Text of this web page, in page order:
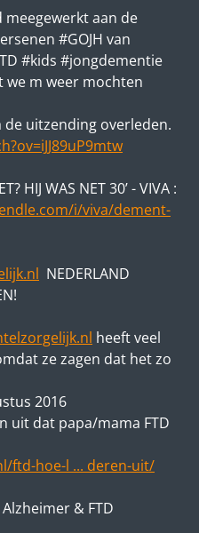
meegewerkt aan de
#GOJH van
#kids #jongdementie
m weer mochten
uitzending overleden.
HIJ WAS NET 30’ - VIVA :
i/viva/dement-
NEDERLAND
heeft veel
ze zagen dat het zo
2016
uit dat papa/mama FTD
ftd-hoe-l ... deren-uit/
& FTD